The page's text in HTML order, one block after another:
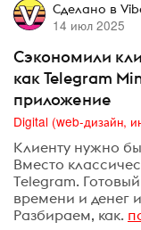
Сделано в
14 июл 2025
Сэкономили
как Telegram
приложение
Клиенту нужно
Вместо
Telegram.
времени и денег
Разбираем, как.